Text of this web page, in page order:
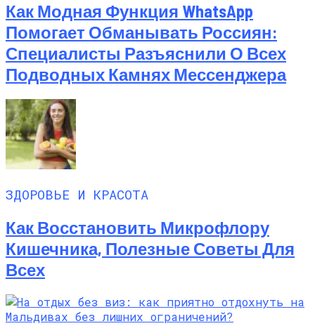
Как Модная Функция WhatsApp
Помогает Обманывать Россиян:
Специалисты Разъяснили О Всех
Подводных Камнях Мессенджера
ЗДОРОВЬЕ И КРАСОТА
Как Восстановить Микрофлору
Кишечника, Полезные Советы Для
Всех